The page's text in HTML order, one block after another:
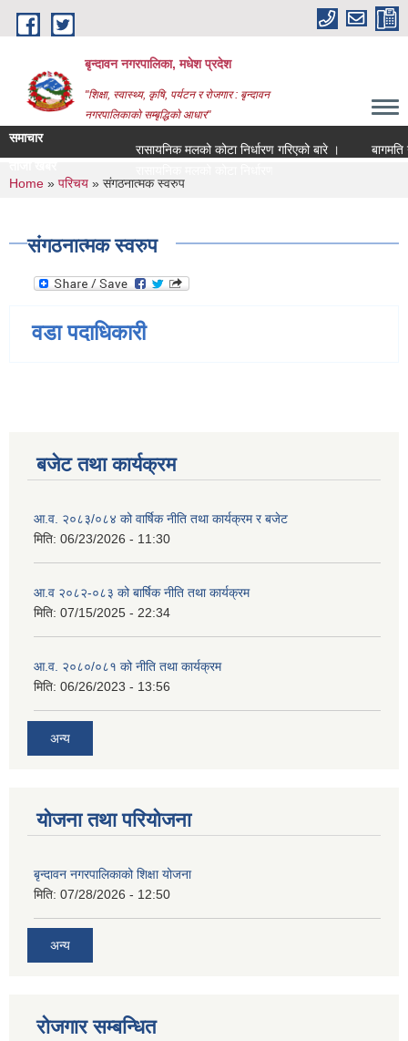
Skip to main content
बृन्दावन नगरपालिका, मधेश प्रदेश
"शिक्षा, स्वास्थ्य, कृषि, पर्यटन र रोजगार : बृन्दावन
नगरपालिकाको सम्बृद्धिको आधार"
समाचार
रासायनिक मलको कोटा निर्धारण गरिएको बारे ।
बागमति
You are here
Home » परिचय » संगठनात्मक स्वरुप
संगठनात्मक स्वरुप
वडा पदाधिकारी
बजेट तथा कार्यक्रम
आ.व. २०८३/०८४ को वार्षिक नीति तथा कार्यक्रम र बजेट
मिति: 06/23/2026 - 11:30
आ.व २०८२-०८३ को बार्षिक नीति तथा कार्यक्रम
मिति: 07/15/2025 - 22:34
आ.व. २०८०/०८१ को नीति तथा कार्यक्रम
मिति: 06/26/2023 - 13:56
अन्य
योजना तथा परियोजना
बृन्दावन नगरपालिकाको शिक्षा योजना
मिति: 07/28/2026 - 12:50
अन्य
रोजगार सम्बन्धित